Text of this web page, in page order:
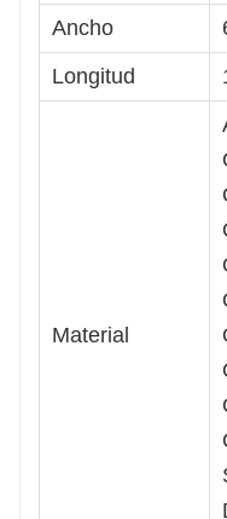
Ancho
Longitud
Material